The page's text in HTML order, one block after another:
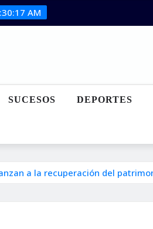
AM
SUCESOS DEPORTES
a la recuperación del